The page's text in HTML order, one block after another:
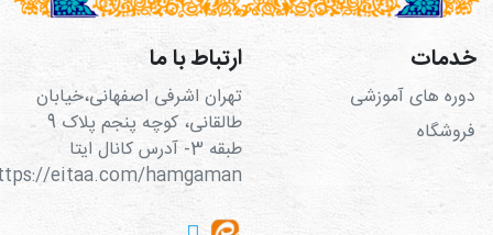
خدمات
دوره های آموزشی
فروشگاه
ارتباط با ما
تهران اشرفی اصفهانی،خیابان
طالقانی، کوچه پنجم پلاک 9
طبقه 3- آدرس کانال ایتا
https://eitaa.com/hamgaman